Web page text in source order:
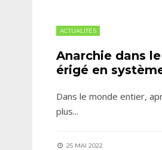
ACTUALITÉS
Anarchie dans
érigé en
Dans le monde entier,
plus...
25 MAI 2022